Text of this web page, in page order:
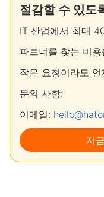
절감할 수 있도
IT 산업에서 최대
파트너를 찾는 비
작은 요청이라도
문의 사항:
이메일:
지